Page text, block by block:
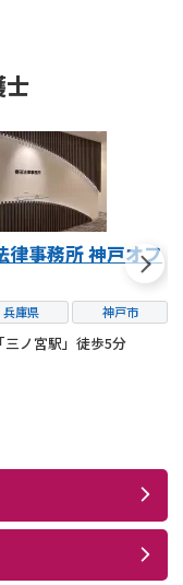
士
律事務所 神戸オフ
兵庫県 神戸市
三ノ宮駅」徒歩5分